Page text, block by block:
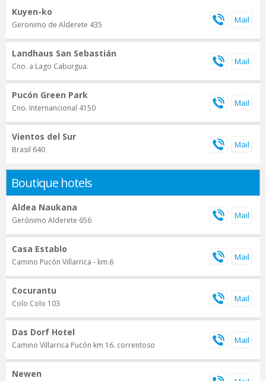
Kuyen-ko
Geronimo de Alderete 435
Landhaus San Sebastián
Cno. a Lago Caburgua.
Pucón Green Park
Cno. Internancional 4150
Vientos del Sur
Brasil 640
Boutique hotels
Aldea Naukana
Gerónimo Alderete 656
Casa Establo
Camino Pucón Villarrica - km.6
Cocurantu
Colo Colo 103
Das Dorf Hotel
Camino Villarrica Pucón km 16. correntoso
Newen